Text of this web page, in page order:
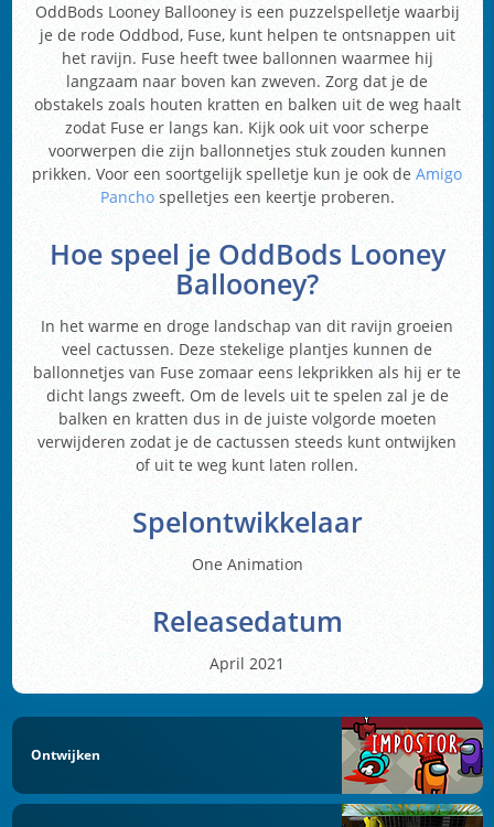
OddBods Looney Ballooney is een puzzelspelletje waarbij
je de rode Oddbod, Fuse, kunt helpen te ontsnappen uit
het ravijn. Fuse heeft twee ballonnen waarmee hij
langzaam naar boven kan zweven. Zorg dat je de
obstakels zoals houten kratten en balken uit de weg haalt
zodat Fuse er langs kan. Kijk ook uit voor scherpe
voorwerpen die zijn ballonnetjes stuk zouden kunnen
prikken. Voor een soortgelijk spelletje kun je ook de Amigo
Panchospelletjes een keertje proberen.
Hoe speel je OddBods Looney
Ballooney?
In het warme en droge landschap van dit ravijn groeien
veel cactussen. Deze stekelige plantjes kunnen de
ballonnetjes van Fuse zomaar eens lekprikken als hij er te
dicht langs zweeft. Om de levels uit te spelen zal je de
balken en kratten dus in de juiste volgorde moeten
verwijderen zodat je de cactussen steeds kunt ontwijken
of uit te weg kunt laten rollen.
Spelontwikkelaar
One Animation
Releasedatum
April 2021
Ontwijken